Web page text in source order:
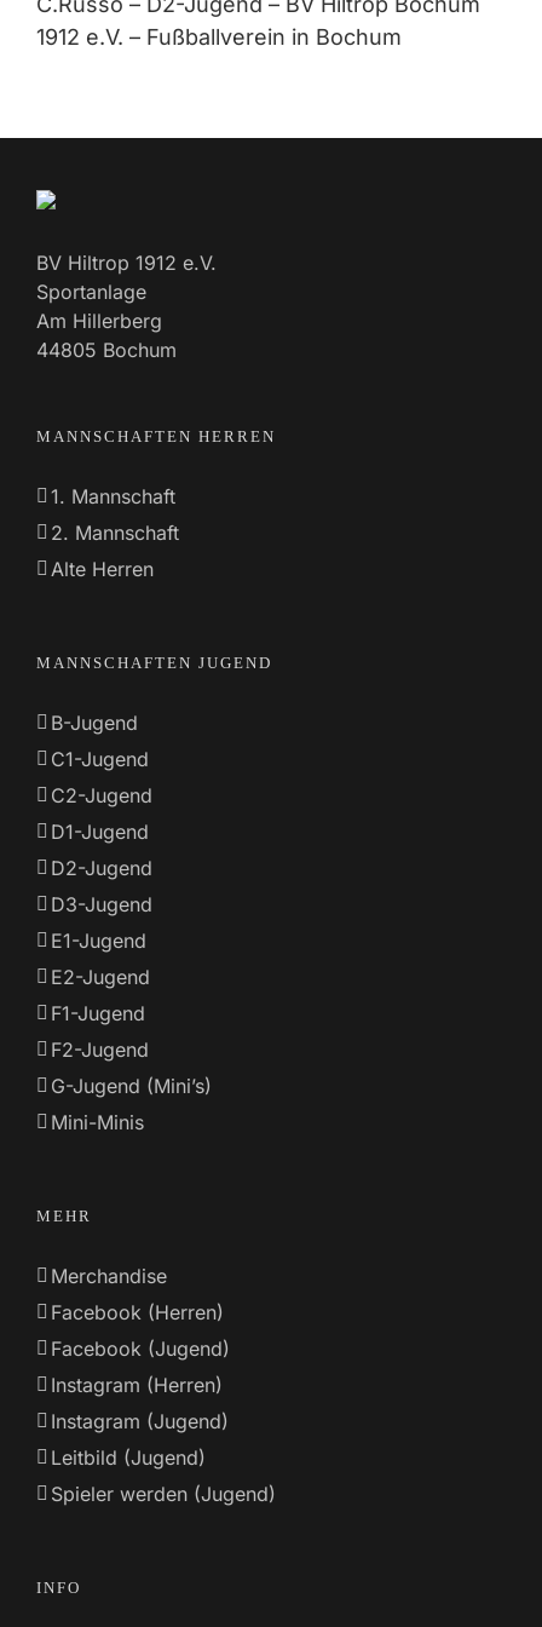
1912 e.V. – Fußballverein in Bochum
BV Hiltrop 1912 e.V.
Sportanlage
Am Hillerberg
44805 Bochum
MANNSCHAFTEN HERREN
1. Mannschaft
2. Mannschaft
Alte Herren
MANNSCHAFTEN JUGEND
B-Jugend
C1-Jugend
C2-Jugend
D1-Jugend
D2-Jugend
D3-Jugend
E1-Jugend
E2-Jugend
F1-Jugend
F2-Jugend
G-Jugend (Mini’s)
Mini-Minis
MEHR
Merchandise
Facebook (Herren)
Facebook (Jugend)
Instagram (Herren)
Instagram (Jugend)
Leitbild (Jugend)
Spieler werden (Jugend)
INFO